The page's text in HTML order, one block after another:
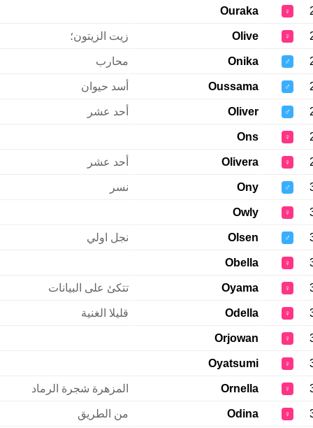
♀
Ouraka
♀
Olive زيت الزيتون؛
♂
Onika محارب
♂
Oussama أسد حيوان
♂
Oliver أحد عشر
♀
Ons
♀
Olivera أحد عشر
♂
Ony نسر
♀
Owly
♂
Olsen نجل اولي
♀
Obella
♀
Oyama تتكئ على البيانات
♀
Odella قليلا الغنية
♀
Orjowan
♀
Oyatsumi
♀
Ornella المزهرة شجرة الرماد
♀
Odina من الطريق